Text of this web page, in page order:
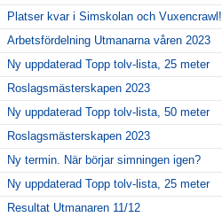
Platser kvar i Simskolan och Vuxencrawl!
Arbetsfördelning Utmanarna våren 2023
Ny uppdaterad Topp tolv-lista, 25 meter
Roslagsmästerskapen 2023
Ny uppdaterad Topp tolv-lista, 50 meter
Roslagsmästerskapen 2023
Ny termin. När börjar simningen igen?
Ny uppdaterad Topp tolv-lista, 25 meter
Resultat Utmanaren 11/12